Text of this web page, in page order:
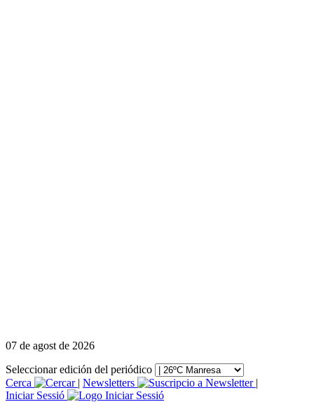
07 de agost de 2026
Seleccionar edición del periódico
Cerca
| Newsletters
|
Iniciar Sessió